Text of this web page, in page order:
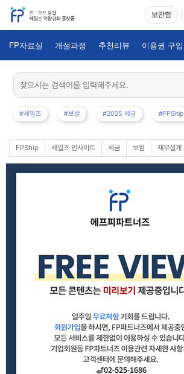
보관함
FP자료실 개설과정 추천리뷰 이용권 구입
#세일즈 #보상 #2025 세금 #FPShip
FPShip 세일즈 인사이트 세금 보험 재무설계
FP를 위한 경제브리핑_2024년 7월(2407)